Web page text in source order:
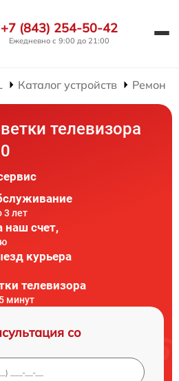
+7 (843) 254-50-42
Ежедневно с 9:00 до 21:00
Каталог устройств Ремонт
телевизора
3 лет
наш счет,
курьера
телевизора
минут
со